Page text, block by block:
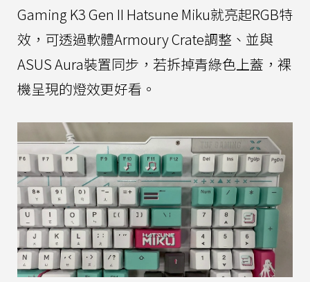
Gaming K3 Gen II Hatsune Miku就亮起RGB特
效，可透過軟體Armoury Crate調整、並與
ASUS Aura裝置同步，若拆掉青綠色上蓋，裸
機呈現的燈效更好看。